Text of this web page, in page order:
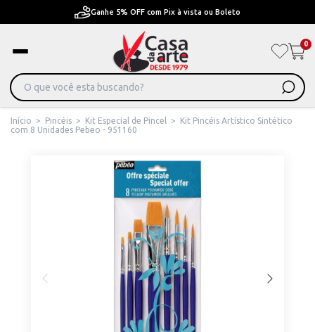
Ganhe 5% OFF com Pix à vista ou Boleto
0
Início > Pincéis > Kit Especial de Pincel >
Kit Pincéis Artístico Sintético
com 8 Unidades Pebeo - 951160